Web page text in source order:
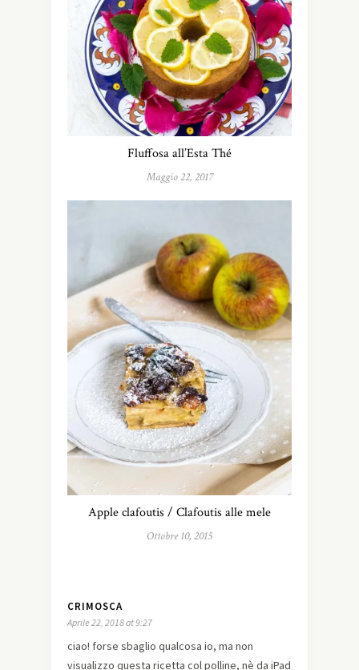
Fluffosa all’Esta Thé
Maggio 22, 2017
Apple clafoutis / Clafoutis alle mele
Ottobre 10, 2015
CRIMOSCA
Aprile 22, 2018 at 9:27
ciao! forse sbaglio qualcosa io, ma non
visualizzo questa ricetta col polline, nè da iPad